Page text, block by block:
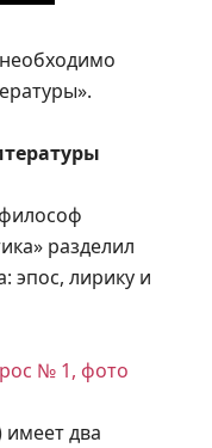
разделил
эпос, лирику и
имеет два